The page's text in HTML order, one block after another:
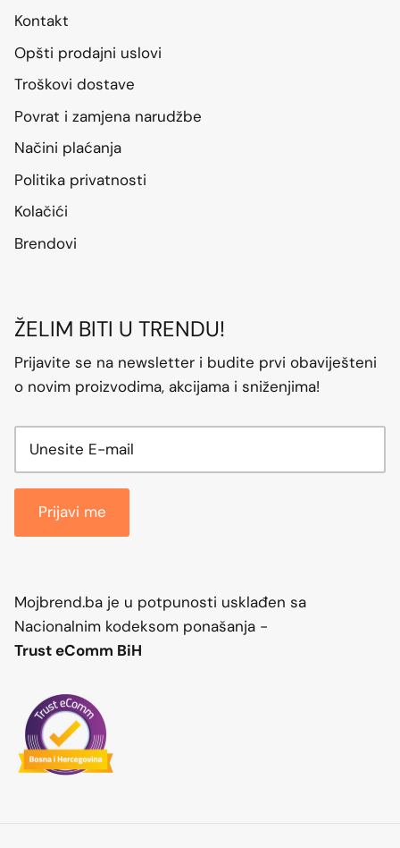
Kontakt
Opšti prodajni uslovi
Troškovi dostave
Povrat i zamjena narudžbe
Načini plaćanja
Politika privatnosti
Kolačići
Brendovi
ŽELIM BITI U TRENDU!
Prijavite se na newsletter i budite prvi obaviješteni
o novim proizvodima, akcijama i sniženjima!
Prijavi me
Mojbrend.ba je u potpunosti usklađen sa
Nacionalnim kodeksom ponašanja -
Trust eComm BiH